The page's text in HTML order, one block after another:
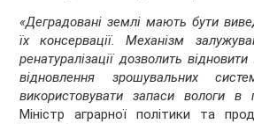
«Деградовані землі мають бути
їх консервації. Механізм
ренатуралізації дозволить
відновлення зрошувальних
використовувати запаси вологи в
Міністр аграрної політики та